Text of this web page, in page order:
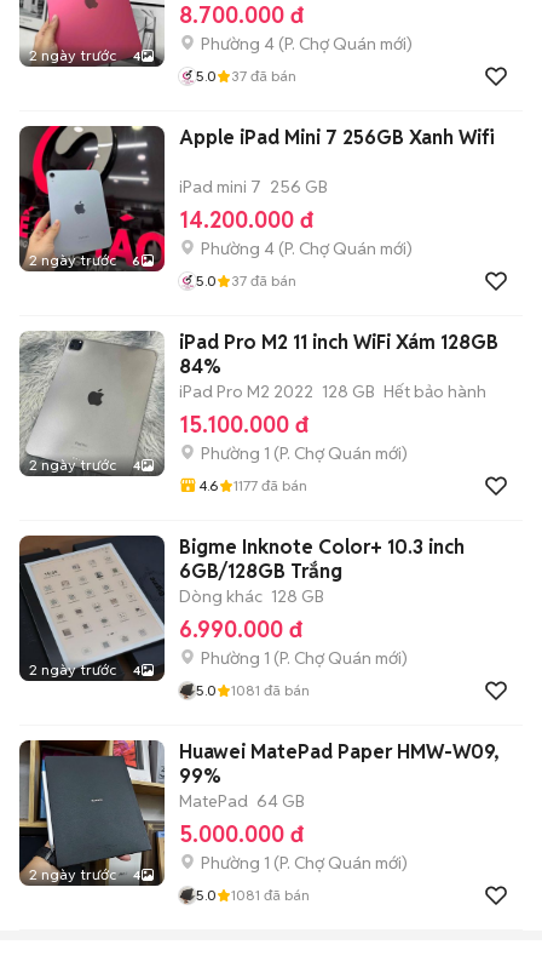
2 ngày trước 4
8.700.000 đ
Phường 4 (P. Chợ Quán mới)
5.0 37 đã bán
2 ngày trước 6
Apple iPad Mini 7 256GB Xanh Wifi
iPad mini 7 256 GB
14.200.000 đ
Phường 4 (P. Chợ Quán mới)
5.0 37 đã bán
2 ngày trước 4
iPad Pro M2 11 inch WiFi Xám 128GB
84%
iPad Pro M2 2022 128 GB Hết bảo hành
15.100.000 đ
Phường 1 (P. Chợ Quán mới)
4.6 1177 đã bán
2 ngày trước 4
Bigme Inknote Color+ 10.3 inch
6GB/128GB Trắng
Dòng khác 128 GB
6.990.000 đ
Phường 1 (P. Chợ Quán mới)
5.0 1081 đã bán
2 ngày trước 4
Huawei MatePad Paper HMW-W09,
99%
MatePad 64 GB
5.000.000 đ
Phường 1 (P. Chợ Quán mới)
5.0 1081 đã bán